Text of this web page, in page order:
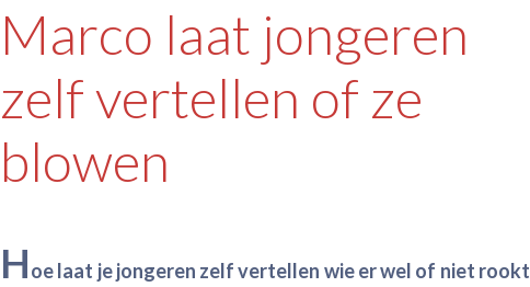
Marco laat jongeren
zelf vertellen of ze
blowen
Hoe laat je jongeren zelf vertellen wie er wel of niet rookt